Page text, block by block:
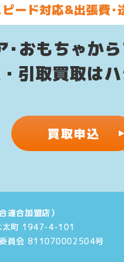
ード対応&出張費･
･おもちゃか
引取買取は
買取申込
連合加盟店）
太町 1947-4-101
員会 811070002504号